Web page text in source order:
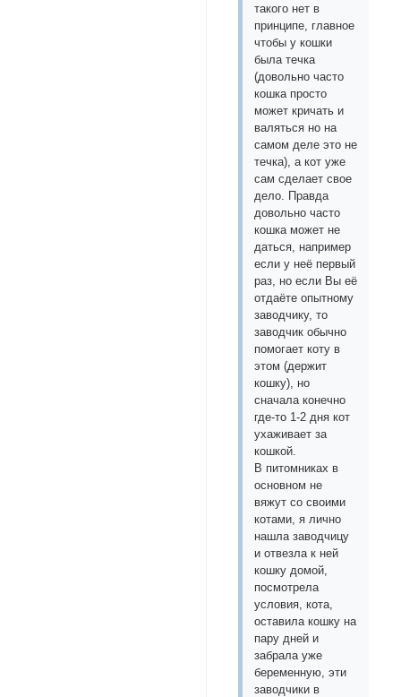
такого нет в
принципе, главное
чтобы у кошки
была течка
(довольно часто
кошка просто
может кричать и
валяться но на
самом деле это не
течка), а кот уже
сам сделает свое
дело. Правда
довольно часто
кошка может не
даться, например
если у неё первый
раз, но если Вы её
отдаёте опытному
заводчику, то
заводчик обычно
помогает коту в
этом (держит
кошку), но
сначала конечно
где-то 1-2 дня кот
ухаживает за
кошкой.
В питомниках в
основном не
вяжут со своими
котами, я лично
нашла заводчицу
и отвезла к ней
кошку домой,
посмотрела
условия, кота,
оставила кошку на
пару дней и
забрала уже
беременную, эти
заводчики в